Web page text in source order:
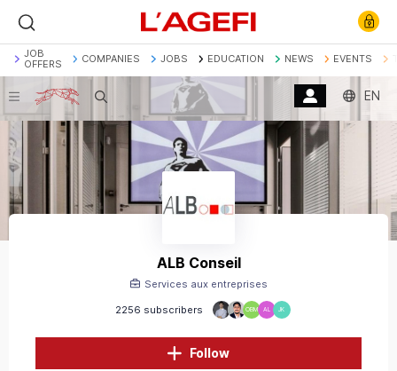
JOB
OFFERS
COMPANIES JOBS EDUCATION NEWS EVENTS
Search EN
ALB Conseil
2256 subscribers OBM AL JK
Services aux entreprises
Follow
Banque Société Générale
Marchés actions
Décryptage
Assurance Economie